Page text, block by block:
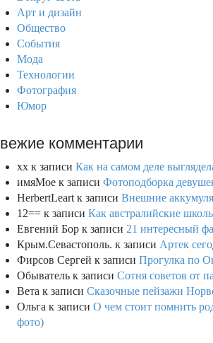
Арт и дизайн
Общество
События
Мода
Технологии
Фотография
Юмор
комментарии
xx к записи Как на самом деле
имяМое к записи Фотоподборка
HerbertLeart к записи Внешние
12== к записи Как австралийские
Евгений Бор к записи 21 интересный
Крым.Севастополь. к записи Артек
Фирсов Сергей к записи Прогулка по
Обыватель к записи Сотня советов от
Вета к записи Сказочные пейзажи
Ольга к записи О чем стоит помнить
фото)